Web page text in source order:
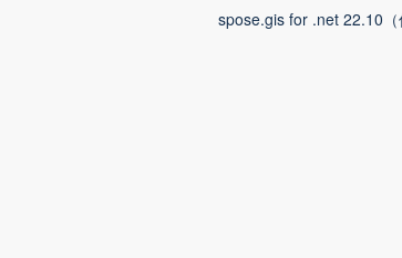
spose.gis for .net 22.10（